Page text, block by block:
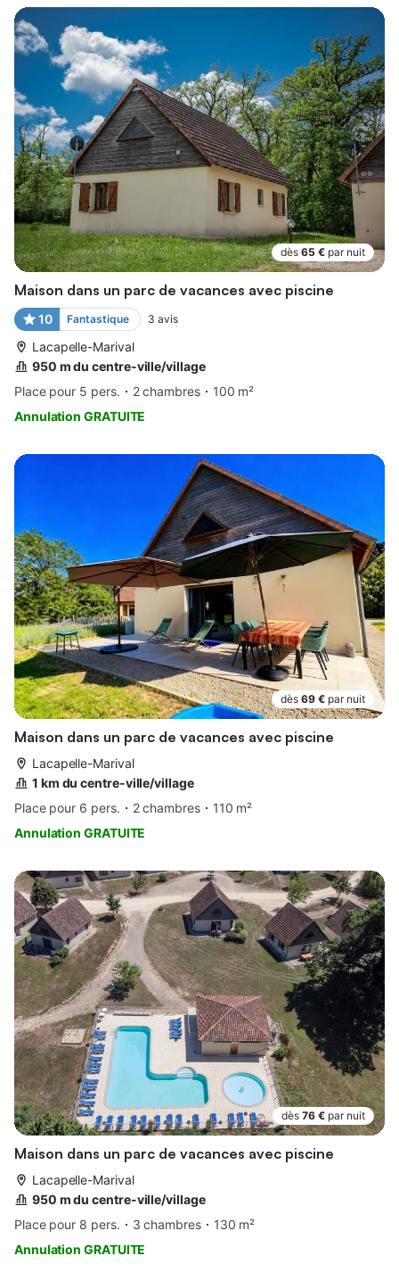
dès 65 € par nuit
Maison dans un parc de vacances avec piscine
10 Fantastique 3 avis
Lacapelle-Marival
950 m du centre-ville/village
Place pour 5 pers.
2 chambres
100 m²
Annulation GRATUITE
dès 69 € par nuit
Maison dans un parc de vacances avec piscine
Lacapelle-Marival
1 km du centre-ville/village
Place pour 6 pers.
2 chambres
110 m²
Annulation GRATUITE
dès 76 € par nuit
Maison dans un parc de vacances avec piscine
Lacapelle-Marival
950 m du centre-ville/village
Place pour 8 pers.
3 chambres
130 m²
Annulation GRATUITE